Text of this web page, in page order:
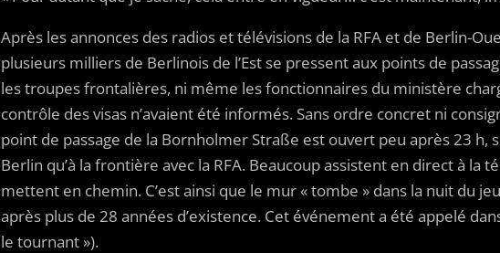
Après les annonces des radios et télévisions de la RFA et de Berlin-
plusieurs milliers de Berlinois de l’Est se pressent aux points de
les troupes frontalières, ni même les fonctionnaires du ministère
contrôle des visas n’avaient été informés. Sans ordre concret ni
point de passage de la Bornholmer Straße est ouvert peu après 23 h,
Berlin qu’à la frontière avec la RFA. Beaucoup assistent en direct à la
mettent en chemin. C’est ainsi que le mur « tombe » dans la nuit du
après plus de 28 années d’existence. Cet événement a été appelé
le tournant »).